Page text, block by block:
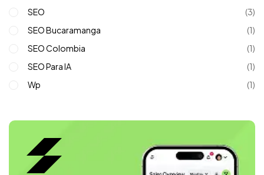
SEO
(3)
SEO Bucaramanga
(1)
SEO Colombia
(1)
SEO Para IA
(1)
Wp
(1)